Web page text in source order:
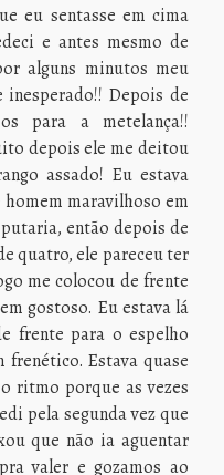
eu sentasse em cima
e antes mesmo de
alguns minutos meu
inesperado!! Depois de
para a metelança!!
depois ele me deitou
assado! Eu estava
maravilhoso em
então depois de
quatro, ele pareceu ter
me colocou de frente
gostoso. Eu estava lá
frente para o espelho
Estava quase
ritmo porque as vezes
pela segunda vez que
que não ia aguentar
valer e gozamos ao